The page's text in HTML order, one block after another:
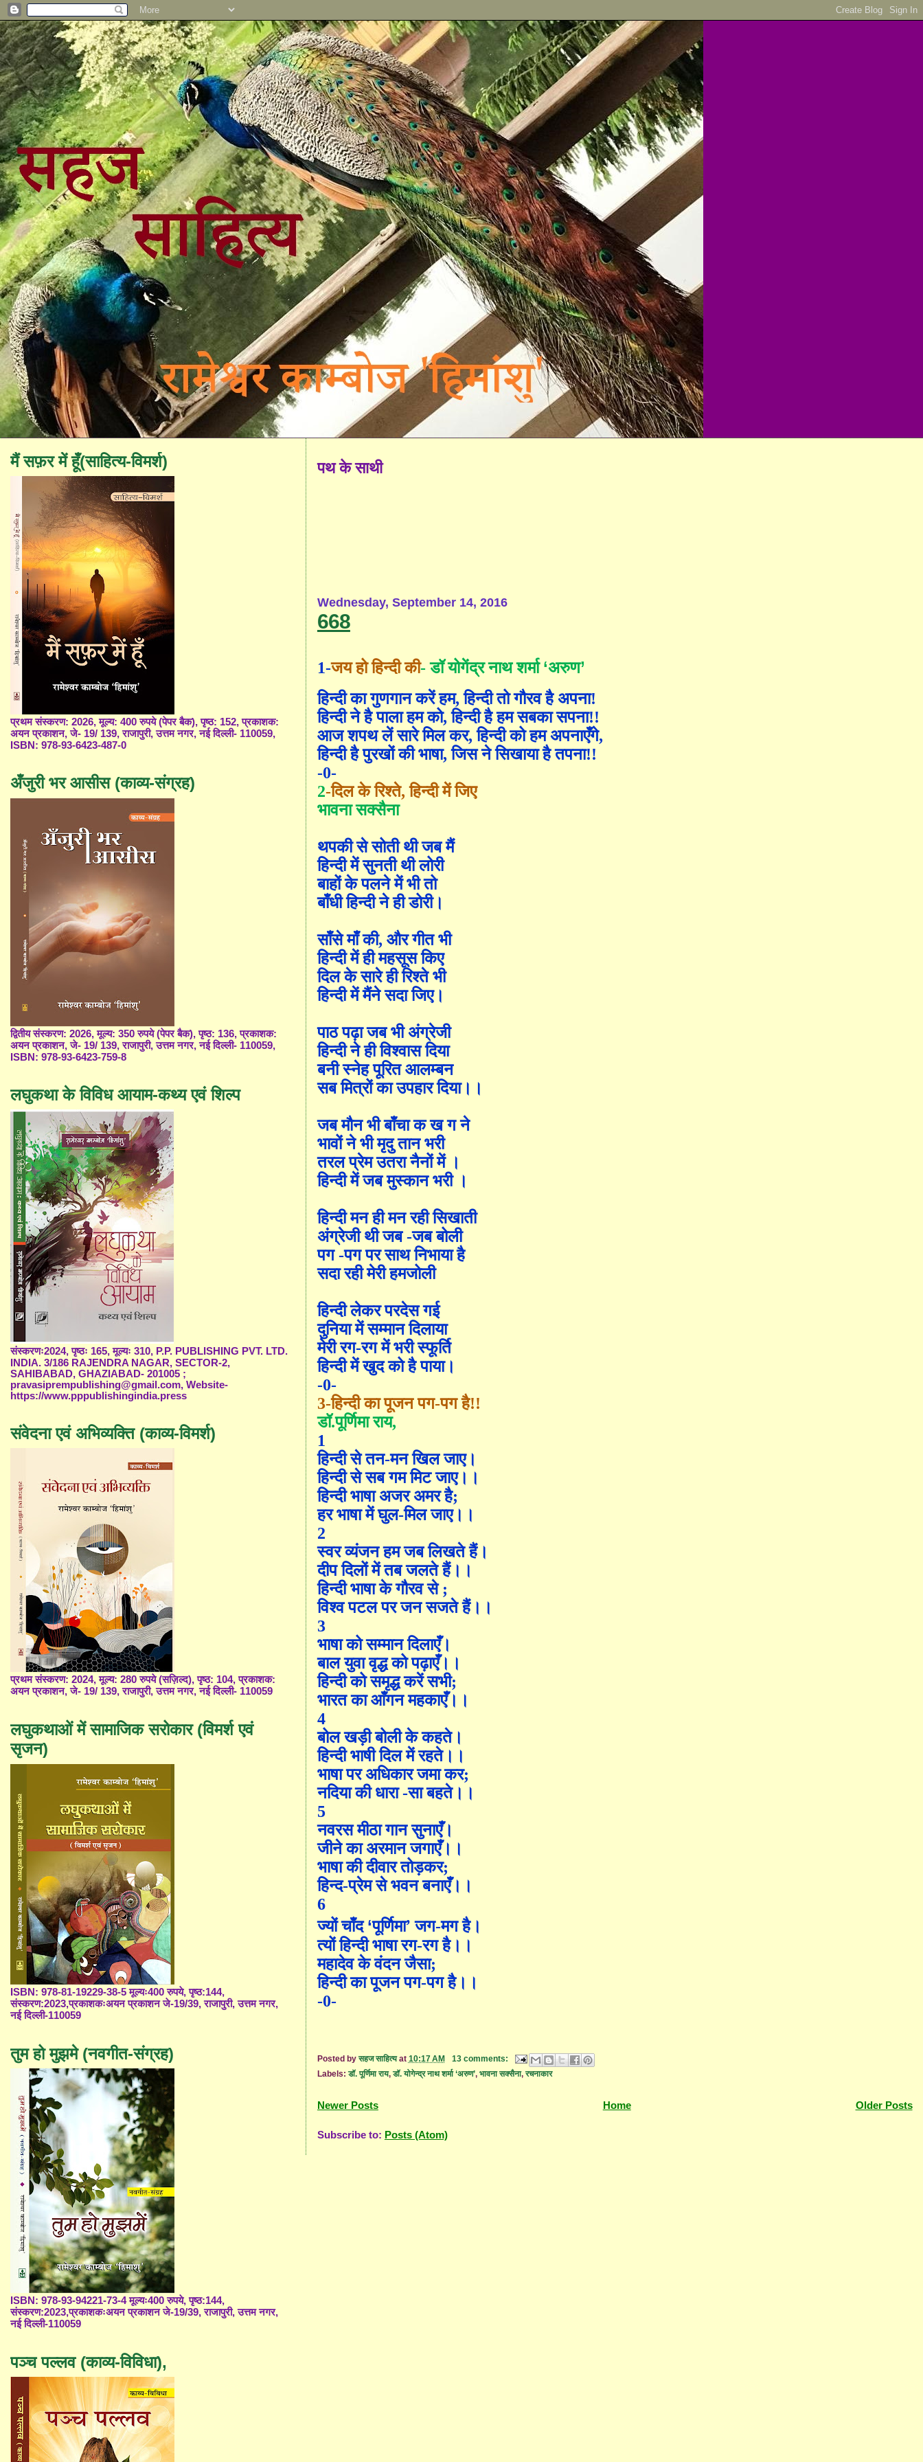
पथ के साथी
Wednesday, September 14, 2016
668
1-जय होहिन्दी की-डॉ योगेंद्र नाथ शर्मा‘अरुण’
हिन्दी का गुणगान करें हम, हिन्दी तो गौरव है अपना!
हिन्दी ने है पाला हम को,हिन्दी है हम सबका सपना!!
आज शपथ लें सारे मिल कर, हिन्दी को हम अपनाएँगे,
हिन्दी है पुरखों की भाषा,जिस ने सिखाया है तपना!!
-0-
2-दिल के रिश्ते,हिन्दी में जिए
भावना सक्सैना
थपकी से सोती थी जब मैं
हिन्दी में सुनती थी लोरी
बाहों के पलने मेंभी तो
बाँधी हिन्दी ने ही डोरी।
साँसे माँ की, औरगीतभी
हिन्दी मेंहीमहसूस किए
दिल के सारे ही रिश्तेभी
हिन्दी मेंमैंने सदाजिए।
पाठ पढ़ा जब भी अंग्रेजी
हिन्दी नेहीविश्वास दिया
बनी स्नेहपूरितआलम्बन
सबमित्रों का उपहार दिया।।
जबमौन भीबाँचा क ख ग ने
भावोंने भीमृदु तान भरी
तरल प्रेम उतरा नैनों में ।
हिन्दी मेंजब मुस्कान भरी ।
हिन्दी मनही मनरही सिखाती
अंग्रेजीथीजब-जब बोली
पग-पग पर साथ निभायाहै
सदा रही मेरी हमजोली
हिन्दी लेकरपरदेसगई
दुनिया में सम्मान दिलाया
मेरीरग-रग में भरी स्फूर्ति
हिन्दी में खुद को है पाया।
-0-
3-हिन्दी का पूजन पग-पग है!!
डॉ.पूर्णिमा राय,
1
हिन्दी से तन-मन खिल जाए।
हिन्दी से सब गम मिट जाए।।
हिन्दी भाषा अजर अमर है;
हर भाषा में घुल-मिल जाए।।
2
स्वर व्यंजन हम जब लिखते हैं।
दीप दिलों में तब जलते हैं।।
हिन्दी भाषा के गौरव से;
विश्व पटल पर जन सजते हैं।।
3
भाषा को सम्मान दिलाएँ।
बाल युवा वृद्ध को पढ़ाएँ।।
हिन्दी को समृद्ध करें सभी;
भारत का आँगन महकाएँ।।
4
बोल खड़ी बोली के कहते।
हिन्दी भाषी दिल में रहते।।
भाषा पर अधिकार जमा कर;
नदिया की धारा-सा बहते।।
5
नवरस मीठा गान सुनाएँ।
जीने का अरमान जगाएँ।।
भाषा की दीवार तोड़कर;
हिन्द-प्रेम से भवन बनाएँ।।
6
ज्यों चाँद‘पूर्णिमा’ जग-मग है।
त्यों हिन्दी भाषा रग-रग है।।
महादेव के वंदन जैसा;
हिन्दी का पूजन पग-पग है।।
-0-
Posted byसहज साहित्य at 10:17 AM
13 comments:
Labels:डॉ. पूर्णिमा राय,डॉ. योगेन्द्र नाथ शर्मा ‘अरुण’, भावना सक्सैना,रचनाकार
Newer Posts Older Posts
Home
Subscribe to: Posts (Atom)
मैं सफ़र में हूँ(साहित्य-विमर्श)
प्रथम संस्करण: 2026, मूल्य: 400 रुपये (पेपर बैक), पृष्ठ: 152, प्रकाशक:
अयन प्रकाशन, जे- 19/ 139, राजापुरी, उत्तम नगर, नई दिल्ली- 110059,
ISBN: 978-93-6423-487-0
अँजुरी भर आसीस (काव्य-संग्रह)
द्वितीय संस्करण: 2026, मूल्य: 350 रुपये (पेपर बैक), पृष्ठ: 136, प्रकाशक:
अयन प्रकाशन, जे- 19/ 139, राजापुरी, उत्तम नगर, नई दिल्ली- 110059,
ISBN: 978-93-6423-759-8
लघुकथा के विविध आयाम-कथ्य एवं शिल्प
संस्करणः2024, पृष्ठः 165, मूल्यः 310, P.P. PUBLISHING PVT. LTD.
INDIA. 3/186 RAJENDRA NAGAR, SECTOR-2,
SAHIBABAD, GHAZIABAD- 201005 ;
pravasiprempublishing@gmail.com, Website-
https://www.pppublishingindia.press
संवेदना एवं अभिव्यक्ति (काव्य-विमर्श)
प्रथम संस्करण: 2024, मूल्य: 280 रुपये (सज़िल्द), पृष्ठ: 104, प्रकाशक:
अयन प्रकाशन, जे- 19/ 139, राजापुरी, उत्तम नगर, नई दिल्ली- 110059
लघुकथाओं में सामाजिक सरोकार (विमर्श एवं
सृजन)
ISBN: 978-81-19229-38-5 मूल्यः400 रुपये, पृष्ठ:144,
संस्करण:2023,प्रकाशकःअयन प्रकाशन जे-19/39, राजापुरी, उत्तम नगर,
नई दिल्ली-110059
तुम हो मुझमे (नवगीत-संग्रह)
ISBN: 978-93-94221-73-4 मूल्यः400 रुपये, पृष्ठ:144,
संस्करण:2023,प्रकाशकःअयन प्रकाशन जे-19/39, राजापुरी, उत्तम नगर,
नई दिल्ली-110059
पञ्च पल्लव (काव्य-विविधा),